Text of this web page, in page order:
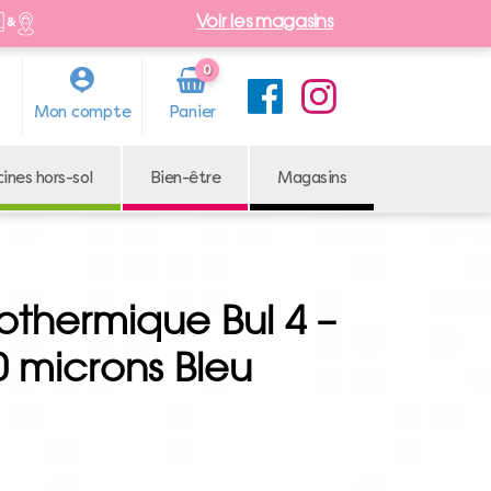
Voir les magasins
Mon compte
0
Arti
cle
hors-sol Bien-être Magasins
Bul 4 –
microns Bleu